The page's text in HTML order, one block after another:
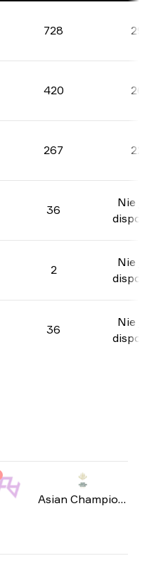
728
420
267
36
Nie
2
Nie
36
Nie
Asian Champions League 2026